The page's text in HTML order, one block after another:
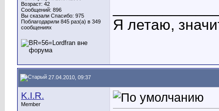
Возраст: 42
Сообщений: 896
Вы сказали Спасибо: 975
Поблагодарили 845 раз(а) в 349
сообщениях
Я летаю,
27.04.2010, 09:37
K.I.R.
Member